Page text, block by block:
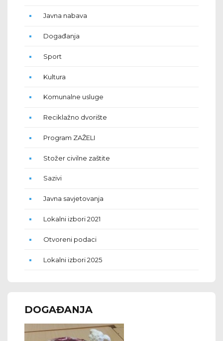
Javna nabava
Događanja
Sport
Kultura
Komunalne usluge
Reciklažno dvorište
Program ZAŽELI
Stožer civilne zaštite
Sazivi
Javna savjetovanja
Lokalni izbori 2021
Otvoreni podaci
Lokalni izbori 2025
DOGAĐANJA